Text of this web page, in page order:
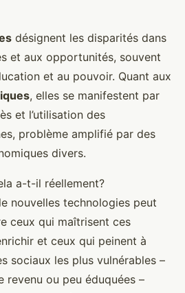
désignent les disparités dans
et aux opportunités, souvent
et au pouvoir. Quant aux
, elles se manifestent par
et l’utilisation des
problème amplifié par des
divers.
a-t-il réellement?
nouvelles technologies peut
ceux qui maîtrisent ces
et ceux qui peinent à
sociaux les plus vulnérables –
revenu ou peu éduquées –